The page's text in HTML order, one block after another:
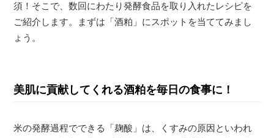
須！そこで、数回にわたり発酵食品を取り入れたレシピを
ご紹介します。まずは「酒粕」にスポットを当ててみまし
ょう。
美肌に貢献してくれる酒粕を毎日の食事に！
米の発酵過程でできる「麹酸」は、くすみの原因といわれ